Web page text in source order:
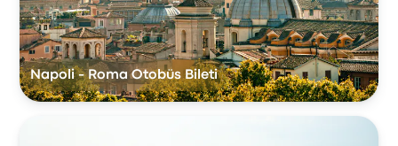
Napoli - Roma Otobüs Bileti